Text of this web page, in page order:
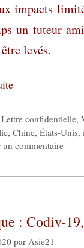
impacts
un tuteur
levés.
confidentielle,
,Chine,États-Unis,
un commentaire
: Codiv-
par Asie21